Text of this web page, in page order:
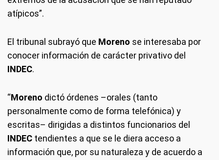
atípicos”.
El tribunal subrayó que Moreno se interesaba por
conocer información de carácter privativo del
INDEC.
“Moreno dictó órdenes –orales (tanto
personalmente como de forma telefónica) y
escritas– dirigidas a distintos funcionarios del
INDEC tendientes a que se le diera acceso a
información que, por su naturaleza y de acuerdo a